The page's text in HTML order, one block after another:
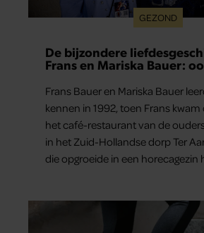
GEZOND
De bijzondere
Frans en Mariska Bauer:
Frans Bauer en Mariska Bauer
kennen in 1992, toen Frans
het café-restaurant van de
in het Zuid-Hollandse dorp Ter
die opgroeide in een horecagezin